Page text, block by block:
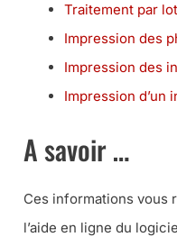
Traitement par lot
Impression des
Impression des
Impression d’un
A savoir …
Ces informations vous
l’aide en ligne du